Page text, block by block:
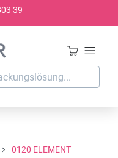
39
0120 ELEMENT